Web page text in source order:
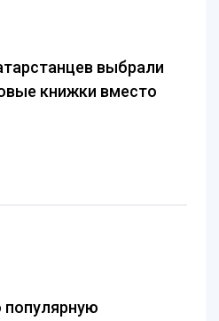
выбрали
книжки вместо
популярную